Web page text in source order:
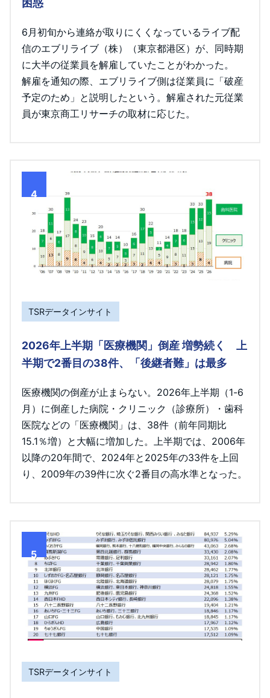
6月初旬から連絡が取りにくくなっているライブ配
信のエブリライブ（株）（東京都港区）が、同時期
に大半の従業員を解雇していたことがわかった。
解雇を通知の際、エブリライブ側は従業員に「破産
予定のため」と説明したという。解雇された元従業
員が東京商工リサーチの取材に応じた。
4
TSRデータインサイト
2026年上半期「医療機関」倒産 増勢続く 上
半期で2番目の38件、「後継者難」は最多
医療機関の倒産が止まらない。2026年上半期（1-6
月）に倒産した病院・クリニック（診療所）・歯科
医院などの「医療機関」は、38件（前年同期比
15.1％増）と大幅に増加した。上半期では、2006年
以降の20年間で、2024年と2025年の33件を上回
り、2009年の39件に次ぐ2番目の高水準となった。
5
TSRデータインサイト